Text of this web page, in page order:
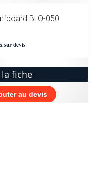
BLO-050
sur devis
fiche
au devis